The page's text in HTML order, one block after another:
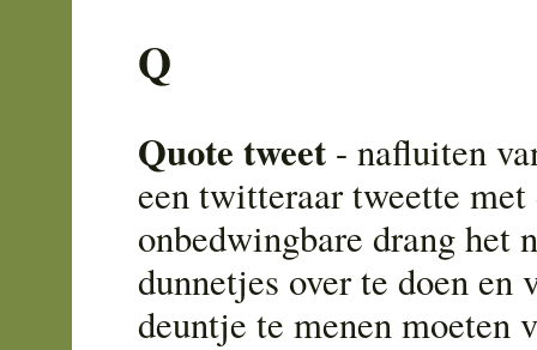
Q
Quote tweet - nafluiten
een twitteraar tweette met
onbedwingbare drang het
dunnetjes over te doen en
deuntje te menen moeten